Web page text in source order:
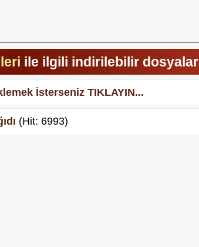
ile ilgili indirilebilir dosyalar
İsterseniz TIKLAYIN...
(Hit: 6993)